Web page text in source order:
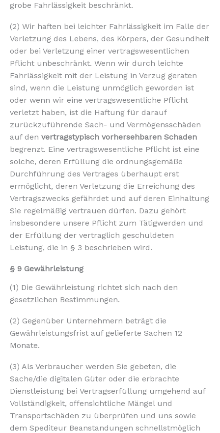
grobe Fahrlässigkeit beschränkt.
(2) Wir haften bei leichter Fahrlässigkeit im Falle der
Verletzung des Lebens, des Körpers, der Gesundheit
oder bei Verletzung einer vertragswesentlichen
Pflicht unbeschränkt. Wenn wir durch leichte
Fahrlässigkeit mit der Leistung in Verzug geraten
sind, wenn die Leistung unmöglich geworden ist
oder wenn wir eine vertragswesentliche Pflicht
verletzt haben, ist die Haftung für darauf
zurückzuführende Sach- und Vermögensschäden
auf den vertragstypisch vorhersehbaren Schaden
begrenzt. Eine vertragswesentliche Pflicht ist eine
solche, deren Erfüllung die ordnungsgemäße
Durchführung des Vertrages überhaupt erst
ermöglicht, deren Verletzung die Erreichung des
Vertragszwecks gefährdet und auf deren Einhaltung
Sie regelmäßig vertrauen dürfen. Dazu gehört
insbesondere unsere Pflicht zum Tätigwerden und
der Erfüllung der vertraglich geschuldeten
Leistung, die in § 3 beschrieben wird.
§ 9 Gewährleistung
(1) Die Gewährleistung richtet sich nach den
gesetzlichen Bestimmungen.
(2) Gegenüber Unternehmern beträgt die
Gewährleistungsfrist auf gelieferte Sachen 12
Monate.
(3) Als Verbraucher werden Sie gebeten, die
Sache/die digitalen Güter oder die erbrachte
Dienstleistung bei Vertragserfüllung umgehend auf
Vollständigkeit, offensichtliche Mängel und
Transportschäden zu überprüfen und uns sowie
dem Spediteur Beanstandungen schnellstmöglich